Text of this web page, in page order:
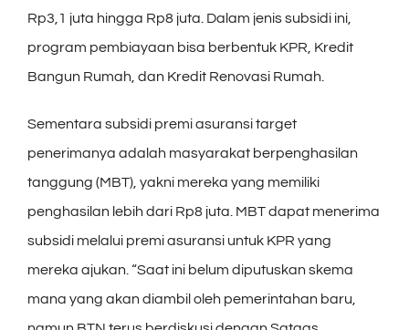
Rp3,1 juta hingga Rp8 juta. Dalam jenis subsidi ini,
program pembiayaan bisa berbentuk KPR, Kredit
Bangun Rumah, dan Kredit Renovasi Rumah.
Sementara subsidi premi asuransi target
penerimanya adalah masyarakat berpenghasilan
tanggung (MBT), yakni mereka yang memiliki
penghasilan lebih dari Rp8 juta. MBT dapat menerima
subsidi melalui premi asuransi untuk KPR yang
mereka ajukan. “Saat ini belum diputuskan skema
mana yang akan diambil oleh pemerintahan baru,